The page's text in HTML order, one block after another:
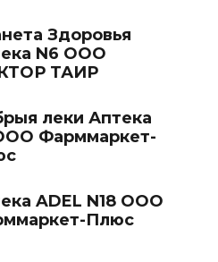
Здоровья
N6 ООО
ТАИР
леки Аптека
Фарммаркет-
ADEL N18 ООО
Плюс